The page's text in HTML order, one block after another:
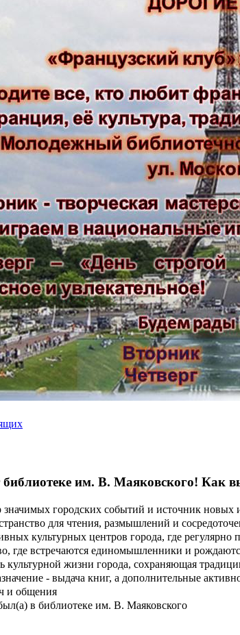
библиотеке им. В. Маяковского! Как
значимых городских событий и источник новых
для чтения, размышлений и
культурных центров города, где регулярно
где встречаются единомышленники и
культурной жизни города, сохраняющая
- выдача книг, а дополнительные
и общения
в библиотеке им. В. Маяковского